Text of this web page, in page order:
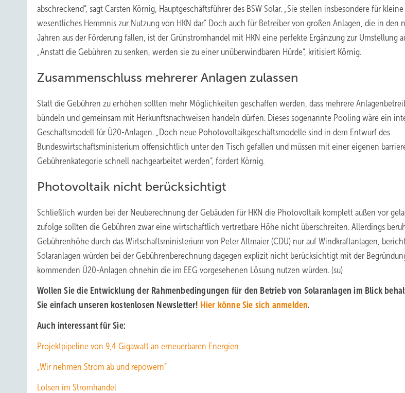
abschreckend“, sagt Carsten Körnig, Hauptgeschäftsführer des BSW Solar. „Sie stellen insbesondere für
wesentliches Hemmnis zur Nutzung von HKN dar.“ Doch auch für Betreiber von großen Anlagen, die in den
Jahren aus der Förderung fallen, ist der Grünstromhandel mit HKN eine perfekte Ergänzung zur Umstellung
„Anstatt die Gebühren zu senken, werden sie zu einer unüberwindbaren Hürde“, kritisiert Körnig.
Zusammenschluss mehrerer Anlagen zulassen
Statt die Gebühren zu erhöhen sollten mehr Möglichkeiten geschaffen werden, dass mehrere
bündeln und gemeinsam mit Herkunftsnachweisen handeln dürfen. Dieses sogenannte Pooling wäre ein
Geschäftsmodell für Ü20-Anlagen. „Doch neue Pohotovoltaikgeschäftsmodelle sind in dem Entwurf des
Bundeswirtschaftsministerium offensichtlich unter den Tisch gefallen und müssen mit einer eigenen
Gebührenkategorie schnell nachgearbeitet werden“, fordert Körnig.
Photovoltaik nicht berücksichtigt
Schließlich wurden bei der Neuberechnung der Gebäuden für HKN die Photovoltaik komplett außen vor
zufolge sollten die Gebühren zwar eine wirtschaftlich vertretbare Höhe nicht überschreiten. Allerdings
Gebührenhöhe durch das Wirtschaftsministerium von Peter Altmaier (CDU) nur auf Windkraftanlagen,
Solaranlagen würden bei der Gebührenberechnung dagegen explizit nicht berücksichtigt mit der
kommenden Ü20-Anlagen ohnehin die im EEG vorgesehenen Lösung nutzen würden. (su)
Wollen Sie die Entwicklung der Rahmenbedingungen für den Betrieb von Solaranlagen im Blick
Sie einfach unseren kostenlosen Newsletter! Hier könne Sie sich anmelden.
Auch interessant für Sie:
Projektpipeline von 9,4 Gigawatt an erneuerbaren Energien
„Wir nehmen Strom ab und repowern“
Lotsen im Stromhandel